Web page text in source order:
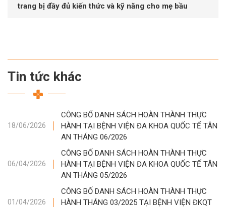
trang bị đầy đủ kiến thức và kỹ năng cho mẹ bầu
Tin tức khác
18/06/2026
CÔNG BỐ DANH SÁCH HOÀN THÀNH THỰC
HÀNH TẠI BỆNH VIỆN ĐA KHOA QUỐC TẾ TÂN
AN THÁNG 06/2026
06/04/2026
CÔNG BỐ DANH SÁCH HOÀN THÀNH THỰC
HÀNH TẠI BỆNH VIỆN ĐA KHOA QUỐC TẾ TÂN
AN THÁNG 05/2026
01/04/2026
CÔNG BỐ DANH SÁCH HOÀN THÀNH THỰC
HÀNH THÁNG 03/2025 TẠI BỆNH VIỆN ĐKQT